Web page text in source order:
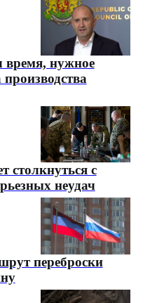
время, нужное
с
неудач
переброски